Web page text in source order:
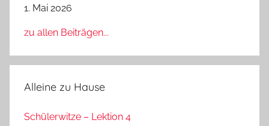
1. Mai 2026
zu allen Beiträgen...
Alleine zu Hause
Schülerwitze – Lektion 4